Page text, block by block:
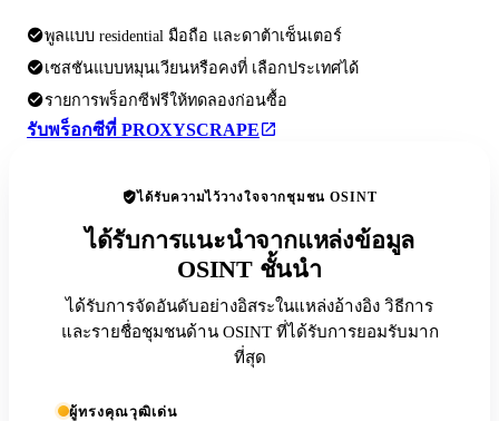
พูลแบบ residential มือถือ และดาต้าเซ็นเตอร์
เซสชันแบบหมุนเวียนหรือคงที่ เลือกประเทศได้
รายการพร็อกซีฟรีให้ทดลองก่อนซื้อ
รับพร็อกซีที่ PROXYSCRAPE
ได้รับความไว้วางใจจากชุมชน OSINT
ได้รับการแนะนำจากแหล่งข้อมูล
OSINT ชั้นนำ
ได้รับการจัดอันดับอย่างอิสระในแหล่งอ้างอิง วิธีการ
และรายชื่อชุมชนด้าน OSINT ที่ได้รับการยอมรับมาก
ที่สุด
ผู้ทรงคุณวุฒิเด่น